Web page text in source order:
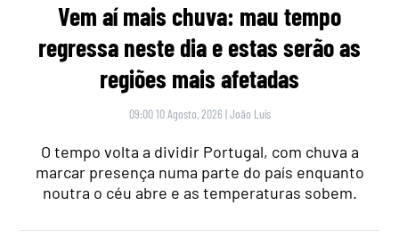
Vem aí mais chuva: mau tempo
regressa neste dia e estas serão as
regiões mais afetadas
09:00 10 Agosto, 2026 |João Luís
O tempo volta a dividir Portugal, com chuva a
marcar presença numa parte do país enquanto
noutra o céu abre e as temperaturas sobem.